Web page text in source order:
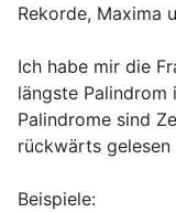
Rekorde, Maxima
Ich habe mir die
längste Palindrom
Palindrome sind
rückwärts
Beispiele: